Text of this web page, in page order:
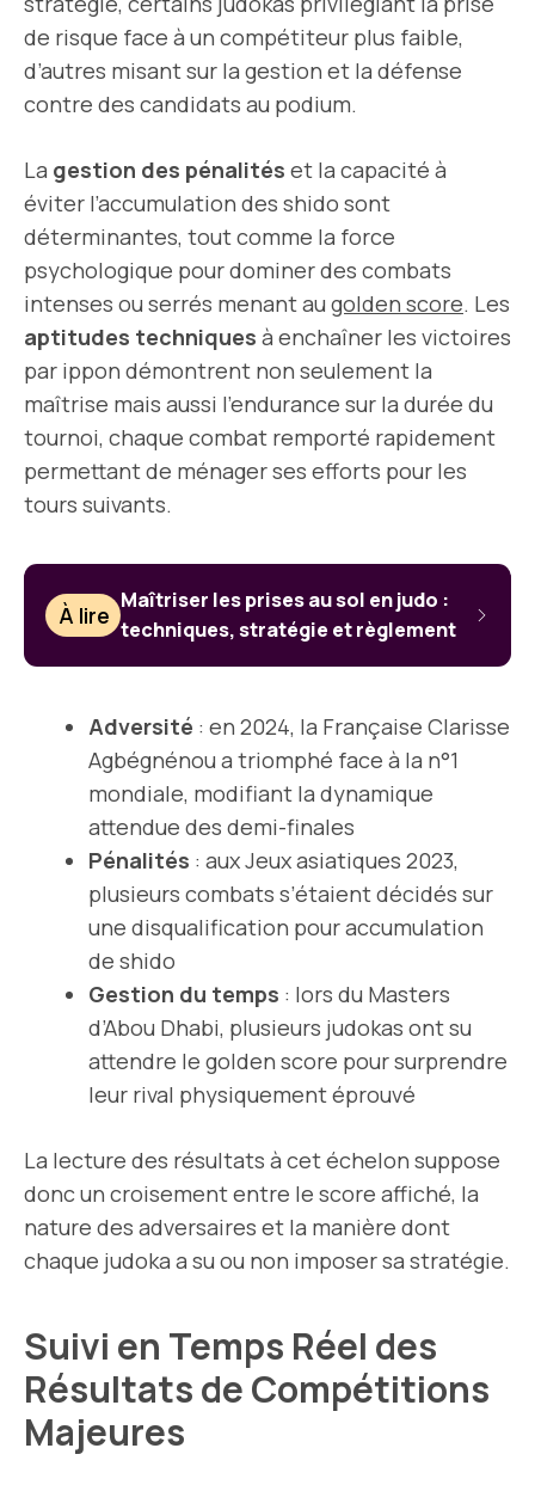
de risque face à un compétiteur plus faible,
d’autres misant sur la gestion et la défense
contre des candidats au podium.
La gestion des pénalités et la capacité à
éviter l’accumulation des shido sont
déterminantes, tout comme la force
psychologique pour dominer des combats
intenses ou serrés menant au golden score. Les
aptitudes techniques à enchaîner les victoires
par ippon démontrent non seulement la
maîtrise mais aussi l’endurance sur la durée du
tournoi, chaque combat remporté rapidement
permettant de ménager ses efforts pour les
tours suivants.
À lire
Maîtriser les prises au sol en judo :
techniques, stratégie et règlement
Adversité : en 2024, la Française Clarisse
Agbégnénou a triomphé face à la n°1
mondiale, modifiant la dynamique
attendue des demi-finales
Pénalités : aux Jeux asiatiques 2023,
plusieurs combats s’étaient décidés sur
une disqualification pour accumulation
de shido
Gestion du temps : lors du Masters
d’Abou Dhabi, plusieurs judokas ont su
attendre le golden score pour surprendre
leur rival physiquement éprouvé
La lecture des résultats à cet échelon suppose
donc un croisement entre le score affiché, la
nature des adversaires et la manière dont
chaque judoka a su ou non imposer sa stratégie.
Suivi en Temps Réel des
Résultats de Compétitions
Majeures